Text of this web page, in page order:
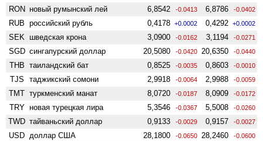
RON новый румынский лей 6,8542 -0.0413 6,8786 -0.0402
RUB российский рубль 0,4178 +0.0002 0,4292 +0.0002
SEK шведская крона 3,0900 -0.0162 3,1194 -0.0271
SGD сингапурский доллар 20,5080 -0.0420 20,6350 -0.0440
THB таиландский бат 0,8525 -0.0035 0,8603 -0.0010
TJS таджикский сомони 2,9918 -0.0064 2,9988 -0.0059
TMT туркменский манат 8,0720 -0.0187 8,0909 -0.0172
TRY новая турецкая лира 5,3546 -0.0367 5,5008 -0.0260
TWD тайваньский доллар 0,9133 -0.0029 0,9157 -0.0027
USD доллар США 28,1800 -0.0650 28,2460 -0.0600